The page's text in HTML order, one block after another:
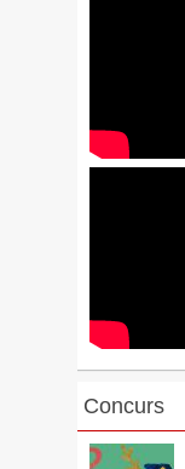
Concurs